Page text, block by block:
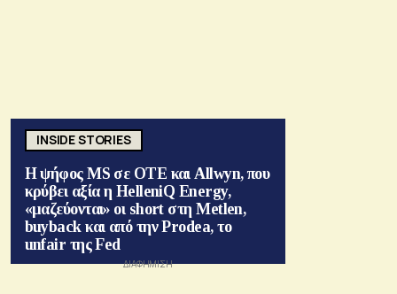
INSIDE STORIES
Η ψήφος MS σε ΟΤΕ και Allwyn, που
κρύβει αξία η HelleniQ Energy,
«μαζεύονται» οι short στη Metlen,
buyback και από την Prodea, το
unfair της Fed